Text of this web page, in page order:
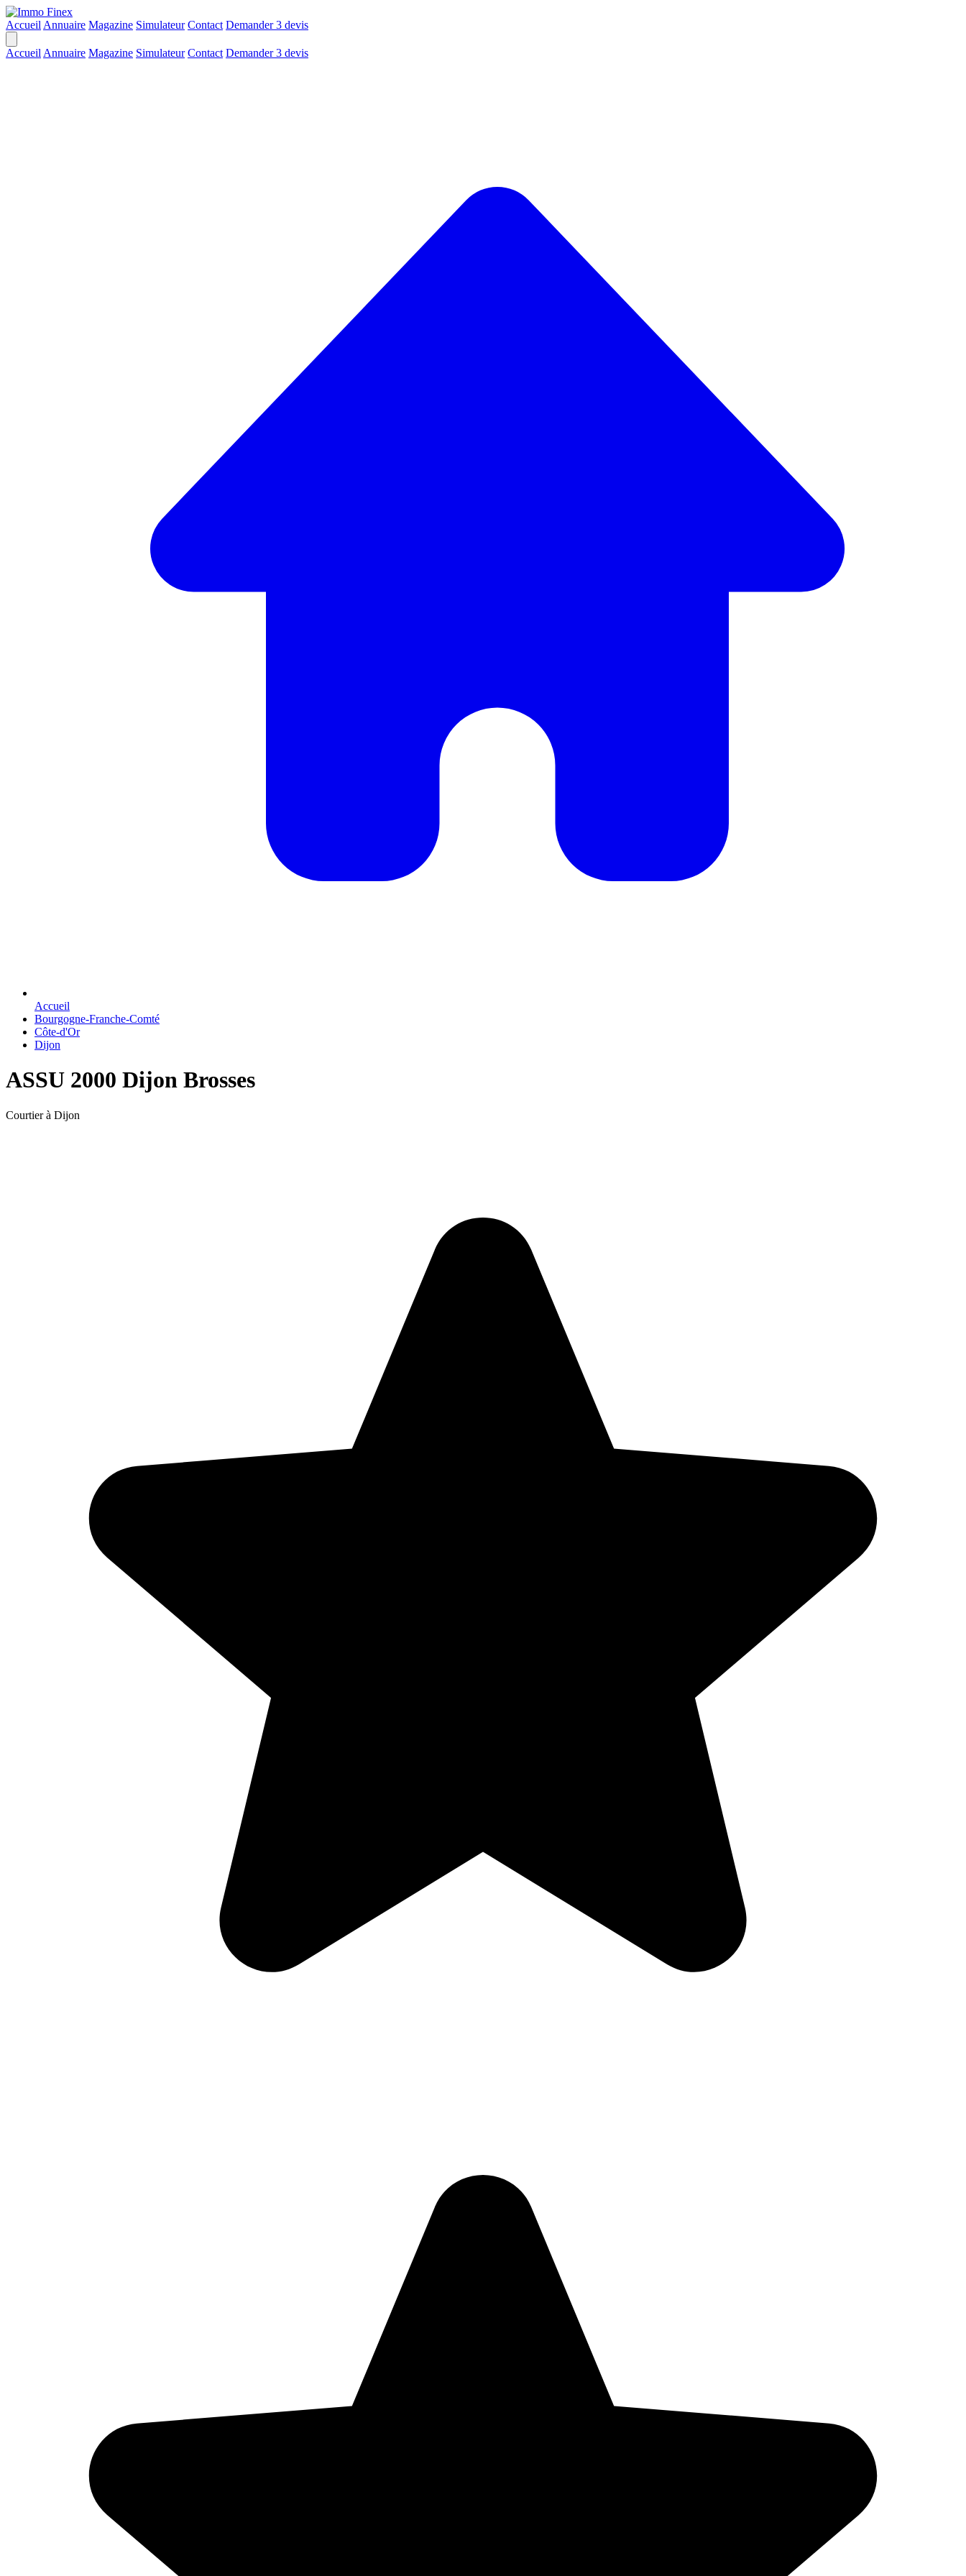
Accueil Annuaire Magazine Simulateur Contact Demander 3 devis
Accueil Annuaire Magazine Simulateur Contact Demander 3 devis
Accueil
Bourgogne-Franche-Comté
Côte-d'Or
Dijon
ASSU 2000 Dijon Brosses
Courtier à Dijon